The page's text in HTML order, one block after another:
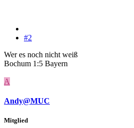
#2
Wer es noch nicht weiß
Bochum 1:5 Bayern
A
Andy@MUC
Mitglied